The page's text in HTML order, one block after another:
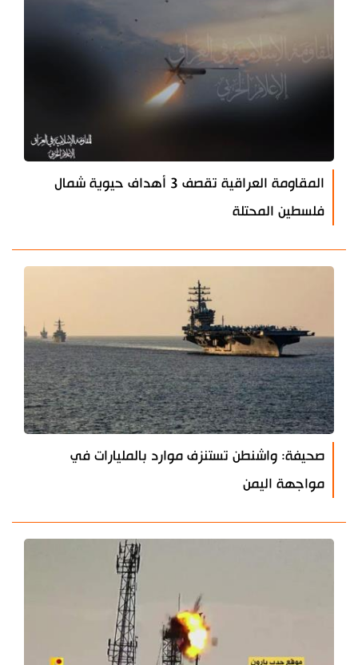
المقاومة العراقية تقصف 3 أهداف حيوية شمال
فلسطين المحتلة
صحيفة: واشنطن تستنزف موارد بالمليارات في
مواجهة اليمن